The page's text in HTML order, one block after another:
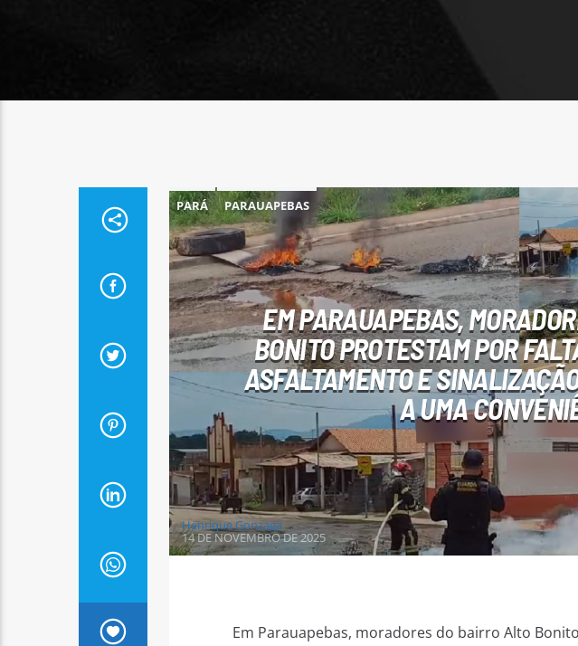
PARÁ PARAUAPEBAS
EM PARAUAPEBAS,
BONITO PROTESTAM POR
ASFALTAMENTO E
A UMA
Henrique Gonzaga
14 DE NOVEMBRO DE 2025
Em Parauapebas, moradores do bairro Alto